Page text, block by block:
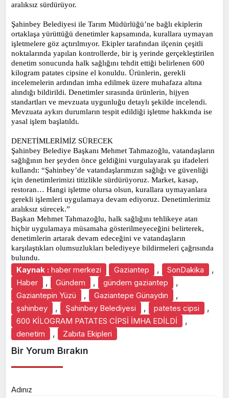
aralıksız sürdürüyor.
Şahinbey Belediyesi ile Tarım Müdürlüğü’ne bağlı ekiplerin
ortaklaşa yürüttüğü denetimler kapsamında, kurallara uymayan
işletmelere göz açtırılmıyor. Ekipler tarafından ilçenin çeşitli
noktalarında yapılan kontrollerde, bir iş yerinde gerçekleştirilen
denetim sonucunda halk sağlığını tehdit ettiği belirlenen 600
kilogram patates cipsine el konuldu. Ürünlerin, gerekli
incelemelerin ardından imha edilmek üzere muhafaza altına
alındığı bildirildi. Denetimler sırasında ürünlerin, hijyen
standartları ve mevzuata uygunluğu detaylı şekilde incelendi.
Mevzuata aykırı durumların tespit edildiği işletme hakkında ise
yasal işlem başlatıldı.
DENETİMLERİMİZ SÜRECEK
Şahinbey Belediye Başkanı Mehmet Tahmazoğlu, vatandaşların
sağlığının her şeyden önce geldiğini vurgulayarak şu ifadeleri
kullandı: “Şahinbey’de vatandaşlarımızın sağlığı ve güvenliği
için denetimlerimizi titizlikle sürdürüyoruz. Market, kasap,
restoran… Hangi işletme olursa olsun, kurallara uymayanlara
gerekli işlemleri uygulamaya devam ediyoruz. Denetimlerimiz
aralıksız sürecek.”
Başkan Mehmet Tahmazoğlu, halk sağlığını tehlikeye atan
hiçbir uygulamaya müsamaha gösterilmeyeceğini belirterek,
denetimlerin artarak devam edeceğini ve vatandaşların
karşılaştıkları olumsuzlukları belediyeye bildirmeleri çağrısında
bulundu.
Kaynak : haber merkezi Gaziantep , SonDakika ,
Haber , Gündem , gündem gaziantep ,
Gaziantepin Yüzü , Gaziantepe Günaydın ,
şahinbey , Şahinbey Belediyesi , patetes cipsi ,
600 KİLOGRAM PATATES CİPSİ İMHA EDİLDİ ,
denetim , Zabıta Ekipleri
Bir Yorum Bırakın
Adınız